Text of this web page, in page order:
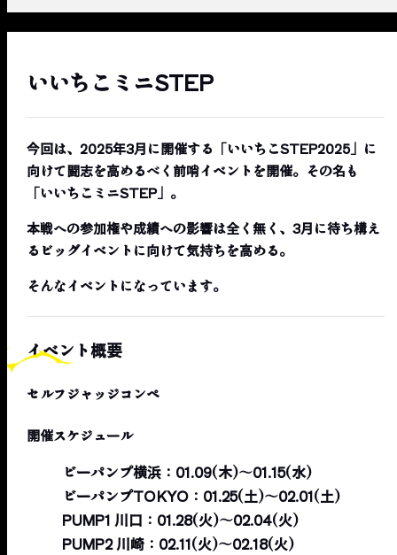
いいちこミニSTEP
今回は、2025年3月に開催する「いいちこSTEP2025」に
向けて闘志を高めるべく前哨イベントを開催。その名も
「いいちこミニSTEP」。
本戦への参加権や成績への影響は全く無く、3月に待ち構え
るビッグイベントに向けて気持ちを高める。
そんなイベントになっています。
イベント概要
セルフジャッジコンペ
開催スケジュール
ビーパンプ横浜：01.09(木)〜01.15(水)
ビーパンプTOKYO：01.25(土)〜02.01(土)
PUMP1 川口：01.28(火)〜02.04(火)
PUMP2 川崎：02.11(火)〜02.18(火)